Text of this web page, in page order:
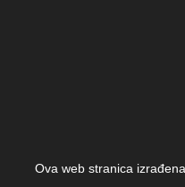
Ova web stranica